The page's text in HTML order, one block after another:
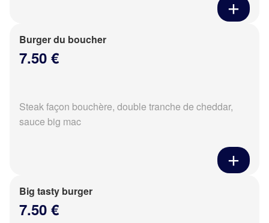
Burger du boucher
7.50 €
Steak façon bouchère, double tranche de cheddar,
sauce big mac
Big tasty burger
7.50 €